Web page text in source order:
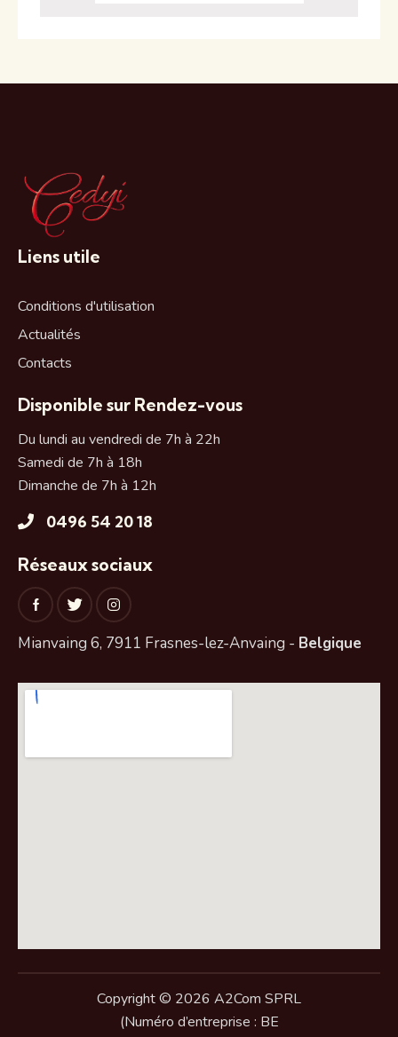
Liens utile
Conditions d'utilisation
Actualités
Contacts
Disponible sur Rendez-vous
Du lundi au vendredi de 7h à 22h
Samedi de 7h à 18h
Dimanche de 7h à 12h
0496 54 20 18
Réseaux sociaux
Mianvaing 6, 7911 Frasnes-lez-Anvaing - Belgique
Copyright © 2026 A2Com SPRL
(Numéro d’entreprise : BE